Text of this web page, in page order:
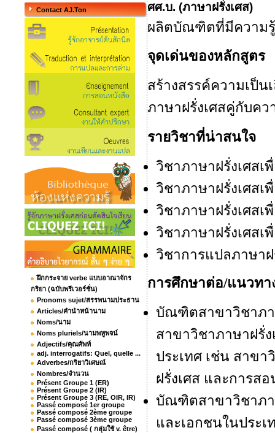
Contact AJ.Ton
ฝึกกระจาย verbe แบบอาณาจักร
กริยา (ฉบับพรีเวอร์ชั่น)
Pronoms sujet/สรรพนามประธาน
Articles/คำนำหน้านาม
Noms/นาม
Noms pluriels/นามพหูพจน์
Adjectifs/คุณศัพท์
adj. interrogatifs: Quel, quelle ...
Adverbes/กริยาวิเศษณ์
Nombres/จำนวน
Présent Groupe 1 (ER)
Présent Groupe 2 (IR)
Présent Groupe 3 (RE, OIR, IR)
Passé composé 1er groupe
Passé composé 2ème groupe
Passé composé 3ème groupe
Passé composé ( กลุ่มใช้ v. être)
ศศ.บ. (ภาษาฝรั่งเศส)
ผลิตบัณฑิตที่มีความ
จุดเด่นของหลักสูตร
สร้างสรรค์ความเป็
ภาษาฝรั่งเศสคู่กับค
รายวิชาที่น่าสนใจ
วิชาภาษาฝรั่งเศสเ
วิชาภาษาฝรั่งเศสเ
วิชาภาษาฝรั่งเศสเ
วิชาภาษาฝรั่งเศสเ
วิชาการแปลภาษาฝ
การศึกษาต่อ/แนวทา
บัณฑิตสาขาวิชาภา
สาขาวิชาภาษาฝรั่ง
ประเทศ เช่น สาข
ฝรั่งเศส และการส
บัณฑิตสาขาวิชาภา
และเอกชนในประ